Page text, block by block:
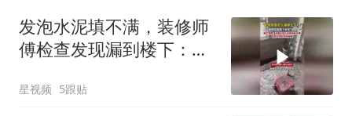
发泡水泥填不满，装修师
傅检查发现漏到楼下：出
星视频 5跟贴